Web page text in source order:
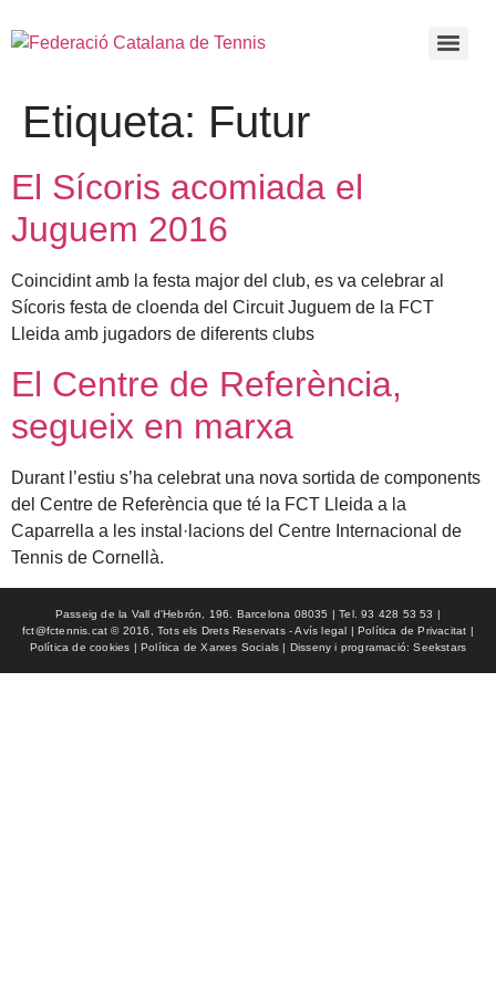
Etiqueta: Futur
El Sícoris acomiada el
Juguem 2016
Coincidint amb la festa major del club, es va celebrar al
Sícoris festa de cloenda del Circuit Juguem de la FCT
Lleida amb jugadors de diferents clubs
El Centre de Referència,
segueix en marxa
Durant l’estiu s’ha celebrat una nova sortida de components
del Centre de Referència que té la FCT Lleida a la
Caparrella a les instal·lacions del Centre Internacional de
Tennis de Cornellà.
Passeig de la Vall d'Hebrón, 196. Barcelona 08035 | Tel. 93 428 53 53 |
fct@fctennis.cat © 2016, Tots els Drets Reservats - Avís legal | Política de Privacitat |
Política de cookies | Política de Xarxes Socials | Disseny i programació: Seekstars